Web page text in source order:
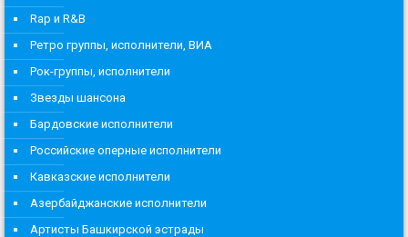
Rap и R&B
Ретро группы, исполнители, ВИА
Рок-группы, исполнители
Звезды шансона
Бардовские исполнители
Российские оперные исполнители
Кавказские исполнители
Азербайджанские исполнители
Артисты Башкирской эстрады